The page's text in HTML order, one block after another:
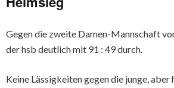
Gegen die zweite Damen-Mannschaft
der hsb deutlich mit 91 : 49 durch.
Keine Lässigkeiten gegen die junge,